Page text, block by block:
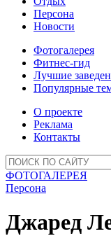
Персона
Новости
Фотогалерея
Фитнес-гид
Лучшие
Популярные
О проекте
Реклама
Контакты
ФОТОГАЛЕРЕЯ
Персона
Джаред